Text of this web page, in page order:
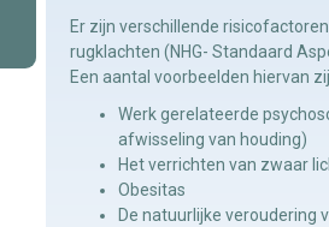
Er zijn verschillende
rugklachten (NHG- Standaard
Een aantal voorbeelden hiervan
Werk gerelateerde
afwisseling van houding)
Het verrichten van zwaar
Obesitas
De natuurlijke veroudering